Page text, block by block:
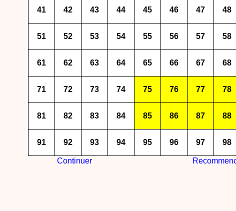
41 42 43 44 45 46 47 48
51 52 53 54 55 56 57 58
61 62 63 64 65 66 67 68
71 72 73 74 75 76 77 78
81 82 83 84 85 86 87 88
91 92 93 94 95 96 97 98
Continuer